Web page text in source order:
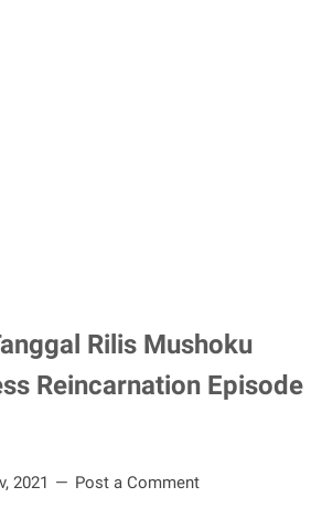
Rilis Mushoku
Reincarnation Episode
2021 Post a Comment